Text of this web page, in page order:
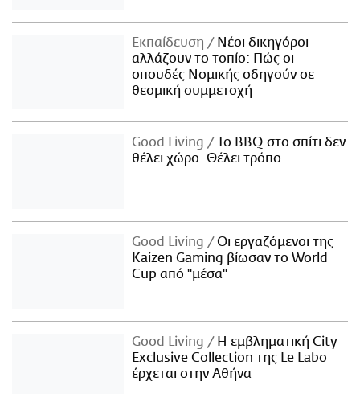
Εκπαίδευση
Νέοι δικηγόροι
αλλάζουν το τοπίο: Πώς οι
σπουδές Νομικής οδηγούν σε
θεσμική συμμετοχή
Good Living
Το BBQ στο σπίτι δεν
θέλει χώρο. Θέλει τρόπο.
Good Living
Οι εργαζόμενοι της
Kaizen Gaming βίωσαν το World
Cup από "μέσα"
Good Living
Η εμβληματική City
Exclusive Collection της Le Labo
έρχεται στην Αθήνα